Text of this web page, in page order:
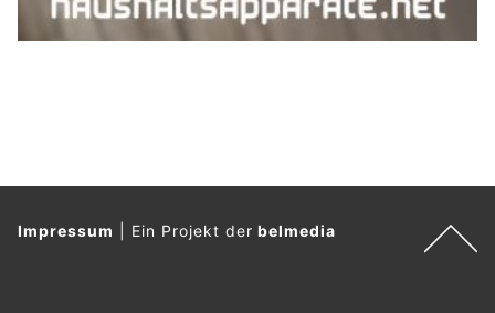
Impressum Ein Projekt derbelmedia